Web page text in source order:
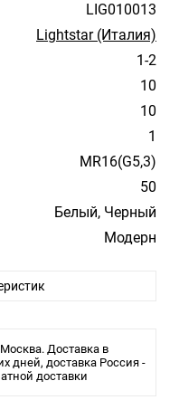
LIG010013
Lightstar (Италия)
1-2
10
10
1
MR16(G5,3)
50
Белый, Черный
Модерн
Нет
Доставка в
дней, доставка Россия -
доставки